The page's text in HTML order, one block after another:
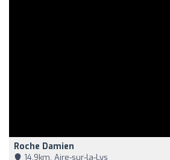
Roche Damien
14,9km, Aire-sur-la-Lys